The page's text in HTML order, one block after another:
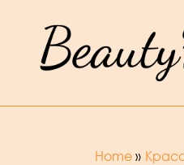
content
Home